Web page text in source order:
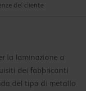
del cliente
la laminazione a
dei fabbricanti
del tipo di metallo